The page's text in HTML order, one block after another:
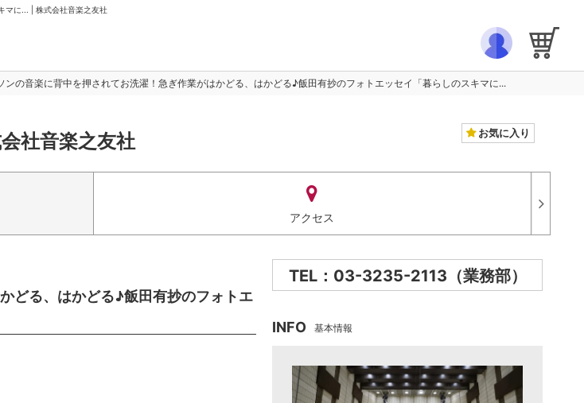
マに... | 株式会社音楽之友社
ンの音楽に背中を押されてお洗濯！急ぎ作業がはかどる、はかどる♪飯田有抄のフォトエッセイ「暮らしのスキマに...
社音楽之友社 お気に入り
アクセス
どる、はかどる♪飯田有抄のフォトエ
TEL：03-3235-2113（業務部）
INFO 基本情報